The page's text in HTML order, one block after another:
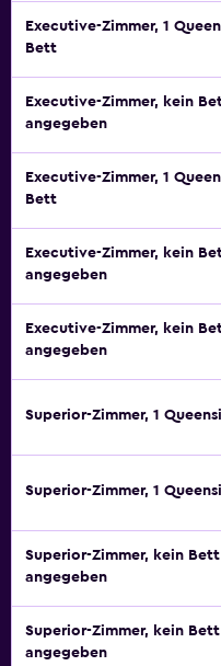
Executive-Zimmer, 1
Bett
Executive-Zimmer, kein
angegeben
Executive-Zimmer, 1
Bett
Executive-Zimmer, kein
angegeben
Executive-Zimmer, kein
angegeben
Superior-Zimmer, 1
Superior-Zimmer, 1
Superior-Zimmer, kein Bett
angegeben
Superior-Zimmer, kein Bett
angegeben